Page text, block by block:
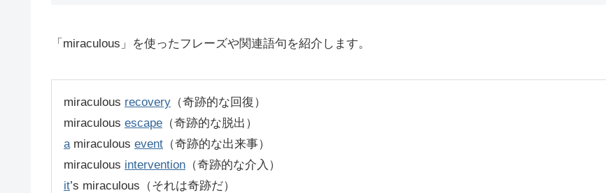
「miraculous」を使ったフレーズや関連語句を紹介します。
miraculous recovery （奇跡的な回復）
miraculous escape （奇跡的な脱出）
amiraculous event （奇跡的な出来事）
miraculous intervention （奇跡的な介入）
it’s miraculous（それは奇跡だ）